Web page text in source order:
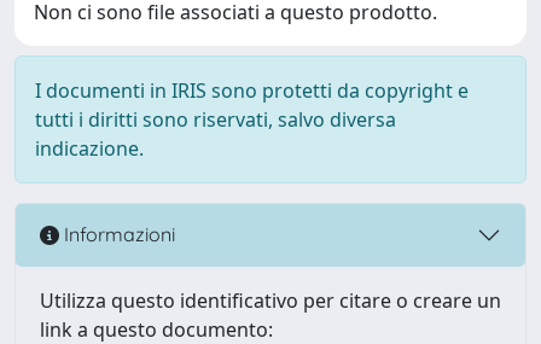
Non ci sono file associati a questo prodotto.
I documenti in IRIS sono protetti da copyright e
tutti i diritti sono riservati, salvo diversa
indicazione.
Informazioni
Utilizza questo identificativo per citare o creare un
link a questo documento: